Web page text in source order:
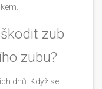
zub
zubu?
dnů. Když se